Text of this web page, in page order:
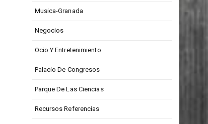
Musica-Granada
Negocios
Ocio Y Entretenimiento
Palacio De Congresos
Parque De Las Ciencias
Recursos Referencias